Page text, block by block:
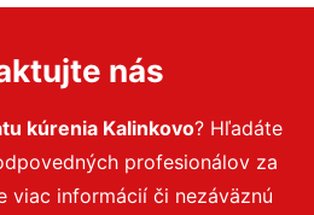
nás
kúrenia Kalinkovo? Hľadáte
profesionálov za
viac informácií či nezáväznú